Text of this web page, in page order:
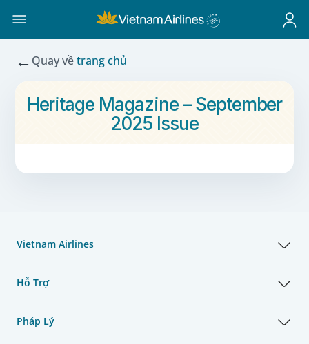
← Quay vềtrang chủ
Heritage Magazine – September
2025 Issue
Vietnam Airlines
Hỗ Trợ
Pháp Lý